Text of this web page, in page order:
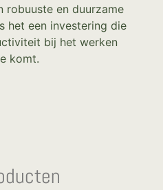
robuuste en duurzame
het een investering die
bij het werken
komt.